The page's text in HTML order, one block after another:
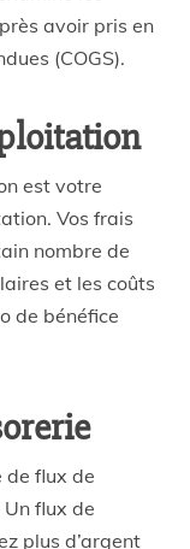
avoir pris en
(COGS).
est votre
Vos frais
nombre de
et les coûts
de bénéfice
de flux de
flux de
plus d’argent